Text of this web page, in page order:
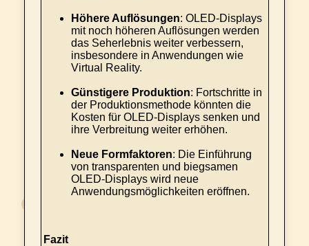
Höhere Auflösungen: OLED-Displays
mit noch höheren Auflösungen werden
das Seherlebnis weiter verbessern,
insbesondere in Anwendungen wie
Virtual Reality.
Günstigere Produktion: Fortschritte in
der Produktionsmethode könnten die
Kosten für OLED-Displays senken und
ihre Verbreitung weiter erhöhen.
Neue Formfaktoren: Die Einführung
von transparenten und biegsamen
OLED-Displays wird neue
Anwendungsmöglichkeiten eröffnen.
Fazit